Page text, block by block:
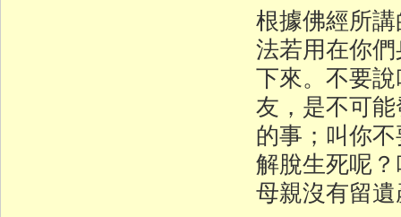
根據佛經所
法若用在你
下來。不要
友，是不可
的事；叫你
解脫生死呢
母親沒有留